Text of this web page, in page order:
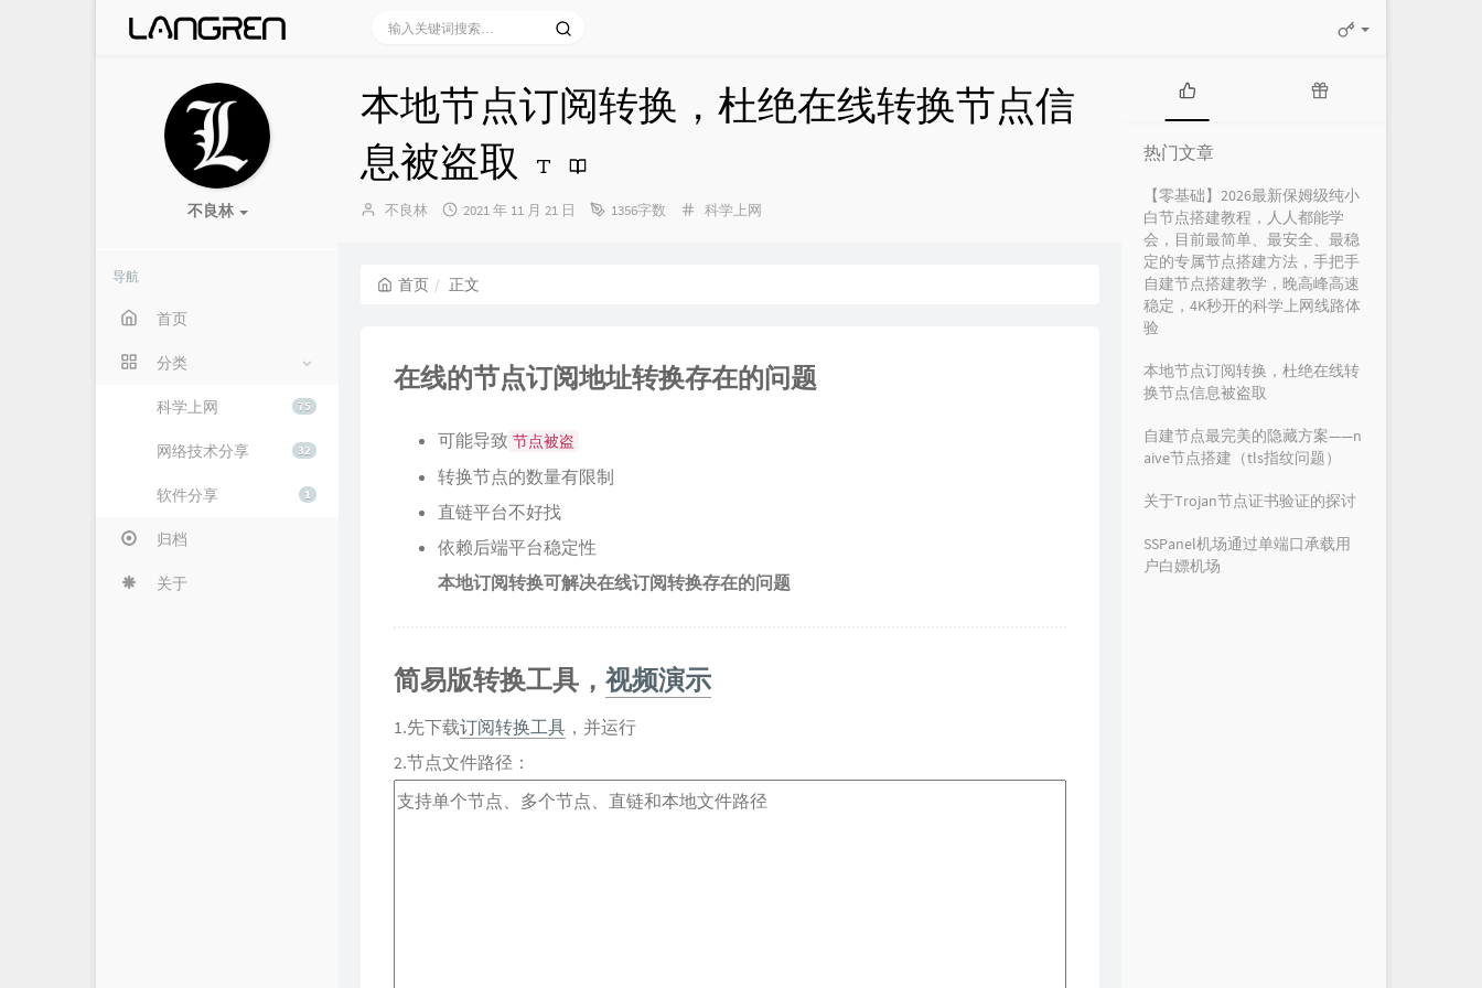
不良林
导航
首页
分类
75
科学上网
32
网络技术分享
1
软件分享
归档
关于
本地节点订阅转换，杜绝在线转换节点信
息被盗取
博
不良林
发
2021 年 11 月 21 日 1356字数
分
科学上网
首页 正文
在线的节点订阅地址转换存在的问题
可能导致 节点被盗
转换节点的数量有限制
直链平台不好找
依赖后端平台稳定性
本地订阅转换可解决在线订阅转换存在的问题
简易版转换工具， 视频演示
1.先下载订阅转换工具 ，并运行
2.节点文件路径：
热
门
文
章
章
热门文章
【零基础】2026最新保姆级纯小
白节点搭建教程，人人都能学
会，目前最简单、最安全、最稳
定的专属节点搭建方法，手把手
自建节点搭建教学，晚高峰高速
稳定，4K秒开的科学上网线路体
验
本地节点订阅转换，杜绝在线转
换节点信息被盗取
自建节点最完美的隐藏方案——n
aive节点搭建（tls指纹问题）
关于Trojan节点证书验证的探讨
SSPanel机场通过单端口承载用
户白嫖机场